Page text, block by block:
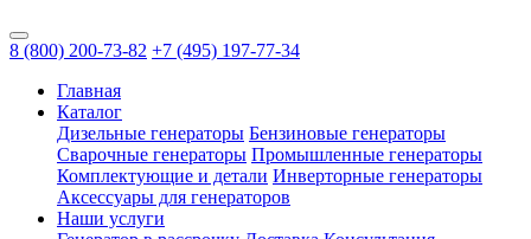
8 (800) 200-73-82 +7 (495) 197-77-34
Главная
Каталог
Дизельные генераторы Бензиновые генераторы
Сварочные генераторы Промышленные генераторы
Комплектующие и детали Инверторные генераторы
Аксессуары для генераторов
Наши услуги